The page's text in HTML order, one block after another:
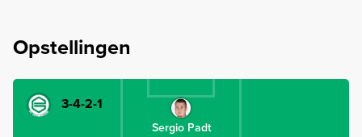
Opstellingen
3-4-2-1
Sergio Padt